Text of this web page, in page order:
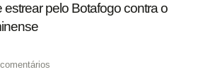
estrear pelo Botafogo contra o
comentários